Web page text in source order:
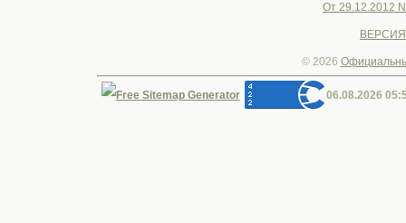
От 29.12.2012
© 2026
06.08.2026